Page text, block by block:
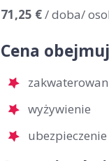
71,25 €/ doba/
Cena
wyżywienie
ubezpieczenie